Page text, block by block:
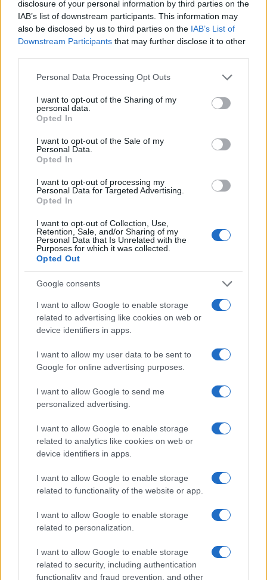
disclosure of your personal information by third parties on the
IAB’s list of downstream participants. This information may
also be disclosed by us to third parties on the IAB’s List of
Downstream Participants that may further disclose it to other
Please note that this website/app uses one or more Google
not limited to your visit or usage behaviour. You may click to
grant or deny consent to Google and its third-party tags to
use your data for below specified purposes in below Google
consent section.
Personal Data Processing Opt Outs
I want to opt-out of the Sharing of my
personal data.
Opted In
I want to opt-out of the Sale of my
Personal Data.
Opted In
I want to opt-out of processing my
Personal Data for Targeted Advertising.
Opted In
I want to opt-out of Collection, Use,
Retention, Sale, and/or Sharing of my
Personal Data that Is Unrelated with the
Purposes for which it was collected.
Opted Out
Google consents
I want to allow Google to enable storage
related to advertising like cookies on web or
device identifiers in apps.
I want to allow my user data to be sent to
Google for online advertising purposes.
I want to allow Google to send me
personalized advertising.
I want to allow Google to enable storage
related to analytics like cookies on web or
device identifiers in apps.
I want to allow Google to enable storage
related to functionality of the website or app.
I want to allow Google to enable storage
related to personalization.
I want to allow Google to enable storage
related to security, including authentication
functionality and fraud prevention, and other
perspectiva del doctor Cabrera
CIENCIA Y TECNOLOGÍA
Guía para definir intereses y
competencias en carreras STEAM
Protocolos de seguridad ocular y
consejos para fotografiar eclipses solares
Un eclipse solar es un espectáculo natural que…